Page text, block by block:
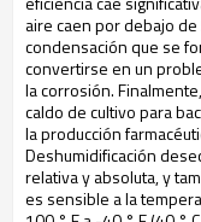
aire caen por debajo de
condensación que se
convertirse en un
la corrosión.
caldo de cultivo para
la producción
Deshumidificación
relativa y absoluta, y
es sensible a la